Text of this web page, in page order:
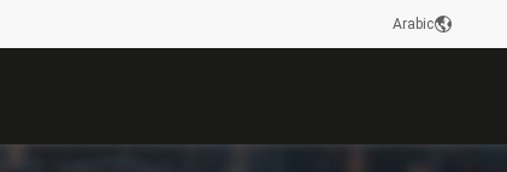
Arabic